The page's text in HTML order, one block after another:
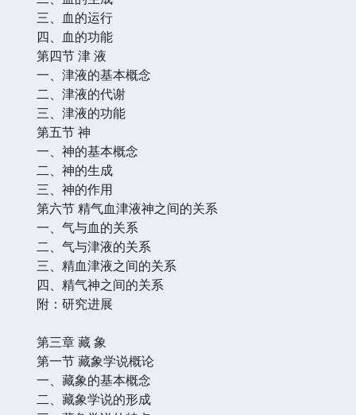
三、血的运行
四、血的功能
第四节 津 液
一、津液的基本概念
二、津液的代谢
三、津液的功能
第五节 神
一、神的基本概念
二、神的生成
三、神的作用
第六节 精气血津液神之间的关系
一、气与血的关系
二、气与津液的关系
三、精血津液之间的关系
四、精气神之间的关系
附：研究进展
第三章 藏 象
第一节 藏象学说概论
一、藏象的基本概念
二、藏象学说的形成